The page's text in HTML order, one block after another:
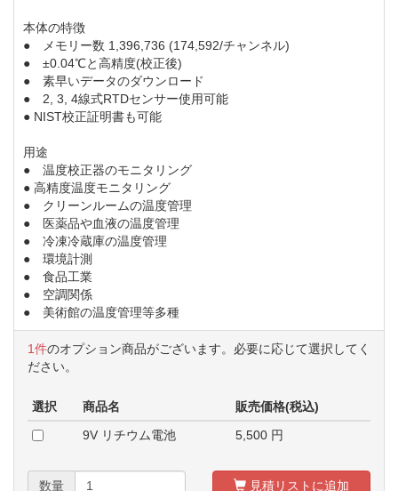
本体の特徴
● メモリー数 1,396,736 (174,592/チャンネル)
● ±0.04℃と高精度(校正後)
● 素早いデータのダウンロード
● 2, 3, 4線式RTDセンサー使用可能
● NIST校正証明書も可能
用途
● 温度校正器のモニタリング
● 高精度温度モニタリング
● クリーンルームの温度管理
● 医薬品や血液の温度管理
● 冷凍冷蔵庫の温度管理
● 環境計測
● 食品工業
● 空調関係
● 美術館の温度管理等多種
1件のオプション商品がございます。必要に応じて選択してく
ださい。
選択 商品名
販売価格(税込)
9V リチウム電池
5,500 円
数量 見積リストに追加